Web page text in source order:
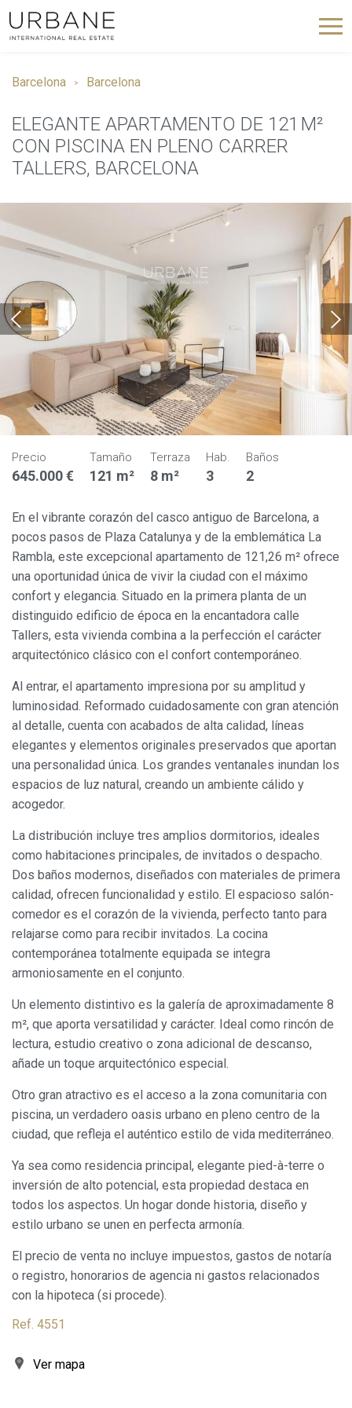
Barcelona Barcelona
ELEGANTE APARTAMENTO DE 121 M²
CON PISCINA EN PLENO CARRER
TALLERS, BARCELONA
Precio
645.000 €
Tamaño
121 m²
Terraza
8 m²
Hab.
3
Baños
2
En el vibrante corazón del casco antiguo de Barcelona, a
pocos pasos de Plaza Catalunya y de la emblemática La
Rambla, este excepcional apartamento de 121,26 m² ofrece
una oportunidad única de vivir la ciudad con el máximo
confort y elegancia. Situado en la primera planta de un
distinguido edificio de época en la encantadora calle
Tallers, esta vivienda combina a la perfección el carácter
arquitectónico clásico con el confort contemporáneo.
Al entrar, el apartamento impresiona por su amplitud y
luminosidad. Reformado cuidadosamente con gran atención
al detalle, cuenta con acabados de alta calidad, líneas
elegantes y elementos originales preservados que aportan
una personalidad única. Los grandes ventanales inundan los
espacios de luz natural, creando un ambiente cálido y
acogedor.
La distribución incluye tres amplios dormitorios, ideales
como habitaciones principales, de invitados o despacho.
Dos baños modernos, diseñados con materiales de primera
calidad, ofrecen funcionalidad y estilo. El espacioso salón-
comedor es el corazón de la vivienda, perfecto tanto para
relajarse como para recibir invitados. La cocina
contemporánea totalmente equipada se integra
armoniosamente en el conjunto.
Un elemento distintivo es la galería de aproximadamente 8
m², que aporta versatilidad y carácter. Ideal como rincón de
lectura, estudio creativo o zona adicional de descanso,
añade un toque arquitectónico especial.
Otro gran atractivo es el acceso a la zona comunitaria con
piscina, un verdadero oasis urbano en pleno centro de la
ciudad, que refleja el auténtico estilo de vida mediterráneo.
Ya sea como residencia principal, elegante pied-à-terre o
inversión de alto potencial, esta propiedad destaca en
todos los aspectos. Un hogar donde historia, diseño y
estilo urbano se unen en perfecta armonía.
El precio de venta no incluye impuestos, gastos de notaría
o registro, honorarios de agencia ni gastos relacionados
con la hipoteca (si procede).
Ref. 4551
Ver mapa
Modificar cookies
Técnicas y funcionales
Siempre activas
Este sitio web utiliza Cookies propias para recopilar
información con la finalidad de mejorar nuestros servicios.
instalación de las mismas. El usuario tiene la posibilidad
de configurar su navegador pudiendo, si así lo desea,
impedir que sean instaladas en su disco duro, aunque
deberá tener en cuenta que dicha acción podrá ocasionar
dificultades de navegación de la página web.
Analíticas y personalización
Permiten realizar el seguimiento y análisis del
comportamiento de los usuarios de este sitio web. La
información recogida mediante este tipo de cookies se
utiliza en la medición de la actividad de la web para la
elaboración de perfiles de navegación de los usuarios con
guardar la información de preferencia del usuario para